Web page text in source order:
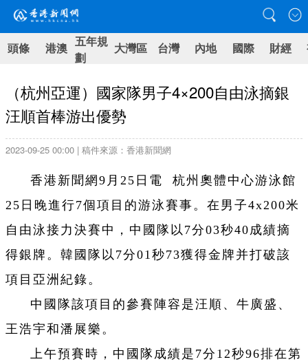
頭條 港澳 五年規
劃
大灣區 台灣 內地 國際 財經
（杭州亞運）國家隊男子4×200自由泳摘銀
汪順首棒游出優勢
2023-09-25 00:00 | 稿件來源：香港新聞網
香港新聞網9月25日電 杭州奧體中心游泳館
25日晚進行7個項目的游泳賽事。在男子4x200米
自由泳接力決賽中，中國隊以7分03秒40成績摘
得銀牌。韓國隊以7分01秒73獲得金牌并打破該
項目亞洲紀錄。
中國隊該項目的參賽陣容是汪順、牛廣盛、
王浩宇和潘展樂。
上午預賽時，中國隊成績是7分12秒96排在第